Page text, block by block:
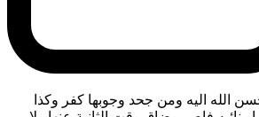
الله اليه ومن جحد وجوبها كفر وكذا